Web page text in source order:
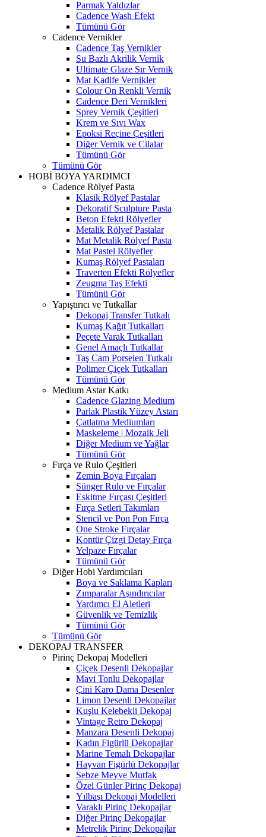
Parmak Yaldızlar
Cadence Wash Efekt
Tümünü Gör
Cadence Vernikler
Cadence Taş Vernikler
Su Bazlı Akrilik Vernik
Ultimate Glaze Sır Vernik
Mat Kadife Vernikler
Colour On Renkli Vernik
Cadence Deri Vernikleri
Sprey Vernik Çeşitleri
Krem ve Sıvı Wax
Epoksi Reçine Çeşitleri
Diğer Vernik ve Cilalar
Tümünü Gör
Tümünü Gör
HOBİ BOYA YARDIMCI
Cadence Rölyef Pasta
Klasik Rölyef Pastalar
Dekoratif Sculpture Pasta
Beton Efekti Rölyefler
Metalik Rölyef Pastalar
Mat Metalik Rölyef Pasta
Mat Pastel Rölyefler
Kumaş Rölyef Pastaları
Traverten Efekti Rölyefler
Zeugma Taş Efekti
Tümünü Gör
Yapıştırıcı ve Tutkallar
Dekopaj Transfer Tutkalı
Kumaş Kağıt Tutkalları
Peçete Varak Tutkalları
Genel Amaçlı Tutkallar
Taş Cam Porselen Tutkalı
Polimer Çiçek Tutkalları
Tümünü Gör
Medium Astar Katkı
Cadence Glazing Medium
Parlak Plastik Yüzey Astarı
Çatlatma Mediumları
Maskeleme | Mozaik Jeli
Diğer Medium ve Yağlar
Tümünü Gör
Fırça ve Rulo Çeşitleri
Zemin Boya Fırçaları
Sünger Rulo ve Fırçalar
Eskitme Fırçası Çeşitleri
Fırça Setleri Takımları
Stencil ve Pon Pon Fırça
One Stroke Fırçalar
Kontür Çizgi Detay Fırça
Yelpaze Fırçalar
Tümünü Gör
Diğer Hobi Yardımcıları
Boya ve Saklama Kapları
Zımparalar Aşındırıcılar
Yardımcı El Aletleri
Güvenlik ve Temizlik
Tümünü Gör
Tümünü Gör
DEKOPAJ TRANSFER
Pirinç Dekopaj Modelleri
Çiçek Desenli Dekopajlar
Mavi Tonlu Dekopajlar
Çini Karo Dama Desenler
Limon Desenli Dekopajlar
Kuşlu Kelebekli Dekopaj
Vintage Retro Dekopaj
Manzara Desenli Dekopaj
Kadın Figürlü Dekopajlar
Marine Temalı Dekopajlar
Hayvan Figürlü Dekopajlar
Sebze Meyve Mutfak
Özel Günler Pirinç Dekopaj
Yılbaşı Dekopaj Modelleri
Varaklı Pirinç Dekopajlar
Diğer Pirinç Dekopajlar
Metrelik Pirinç Dekopajlar